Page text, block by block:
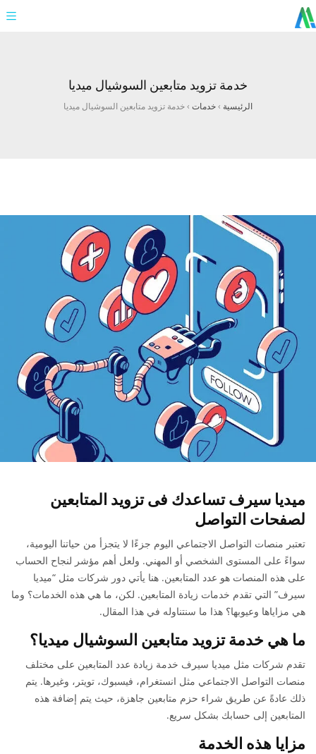
خدمة تزويد متابعين السوشيال ميديا
الرئيسية ›خدمات ›خدمة تزويد متابعين السوشيال ميديا
ميديا سيرف تساعدك فى تزويد المتابعين
لصفحات التواصل
تعتبر منصات التواصل الاجتماعي اليوم جزءًا لا يتجزأ من حياتنا اليومية،
سواءً على المستوى الشخصي أو المهني. ولعل أهم مؤشر لنجاح الحساب
على هذه المنصات هو عدد المتابعين. هنا يأتي دور شركات مثل “ميديا
سيرف” التي تقدم خدمات زيادة المتابعين. لكن، ما هي هذه الخدمات؟ وما
هي مزاياها وعيوبها؟ هذا ما سنتناوله في هذا المقال.
ما هي خدمة تزويد متابعين السوشيال ميديا؟
تقدم شركات مثل ميديا سيرف خدمة زيادة عدد المتابعين على مختلف
منصات التواصل الاجتماعي مثل انستغرام، فيسبوك، تويتر، وغيرها. يتم
ذلك عادةً عن طريق شراء حزم متابعين جاهزة، حيث يتم إضافة هذه
المتابعين إلى حسابك بشكل سريع.
مزايا هذه الخدمة